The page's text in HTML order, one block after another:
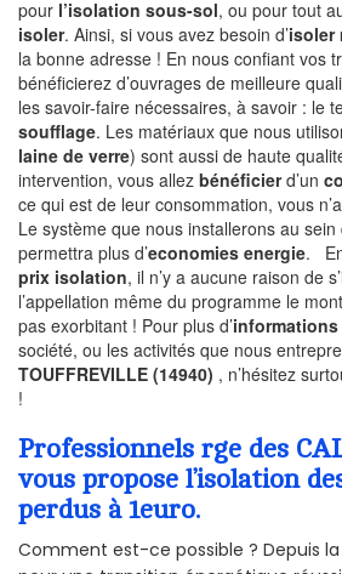
pour l’isolation sous-sol, ou pour tout
isoler. Ainsi, si vous avez besoin d’isoler
la bonne adresse ! En nous confiant vos
bénéficierez d’ouvrages de meilleure
les savoir-faire nécessaires, à savoir : le
soufflage. Les matériaux que nous
laine de verre) sont aussi de haute
intervention, vous allez bénéficierd’un
ce qui est de leur consommation, vous
Le système que nous installerons au
permettra plus d’economies energie.
prix isolation, il n’y a aucune raison de
l’appellation même du programme le
pas exorbitant ! Pour plus d’informations
société, ou les activités que nous
TOUFFREVILLE (14940) , n’hésitez
!
Professionnels rge des
vous propose l’isolation
perdus à 1euro.
Comment est-ce possible ? Depuis la